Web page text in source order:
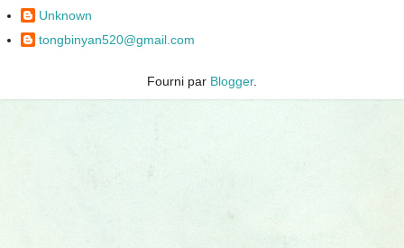
Unknown
tongbinyan520@gmail.com
Fourni par Blogger.